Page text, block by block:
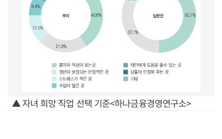
▲ 자녀 희망 직업 선택 기준<하나금융경영연구소>